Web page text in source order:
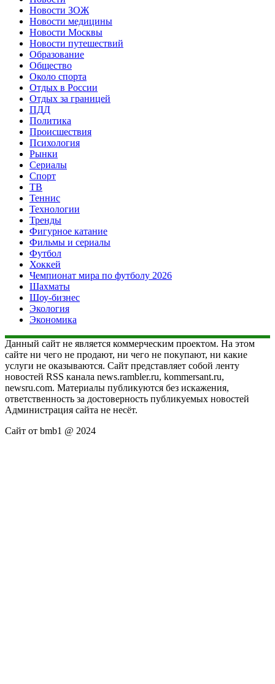
Новости ЗОЖ
Новости медицины
Новости Москвы
Новости путешествий
Образование
Общество
Около спорта
Отдых в России
Отдых за границей
ПДД
Политика
Происшествия
Психология
Рынки
Сериалы
Спорт
ТВ
Теннис
Технологии
Тренды
Фигурное катание
Фильмы и сериалы
Футбол
Хоккей
Чемпионат мира по футболу 2026
Шахматы
Шоу-бизнес
Экология
Экономика
Данный сайт не является коммерческим проектом. На этом
сайте ни чего не продают, ни чего не покупают, ни какие
услуги не оказываются. Сайт представляет собой ленту
новостей RSS канала news.rambler.ru, kommersant.ru,
newsru.com. Материалы публикуются без искажения,
ответственность за достоверность публикуемых новостей
Администрация сайта не несёт.
Сайт от bmb1 @ 2024